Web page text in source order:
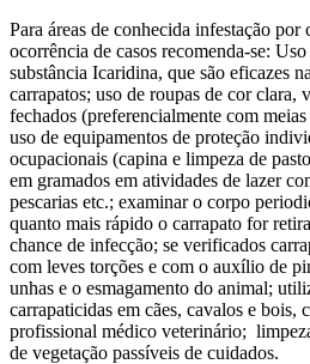
Para áreas de conhecida infestação por
ocorrência de casos recomenda-se:
substância Icaridina, que são eficazes
carrapatos; uso de roupas de cor clara,
fechados (preferencialmente com
uso de equipamentos de proteção
ocupacionais (capina e limpeza de
em gramados em atividades de lazer
pescarias etc.; examinar o corpo
quanto mais rápido o carrapato for
chance de infecção; se verificados
com leves torções e com o auxílio de
unhas e o esmagamento do animal;
carrapaticidas em cães, cavalos e bois,
profissional médico veterinário;
de vegetação passíveis de cuidados.